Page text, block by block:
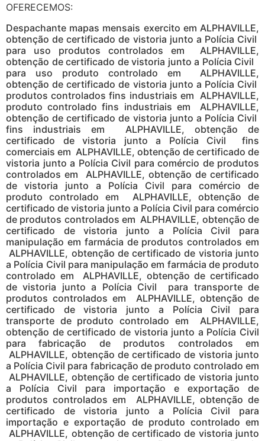
OFERECEMOS:
Despachante mapas mensais exercito em ALPHAVILLE,
obtenção de certificado de vistoria junto a Polícia Civil
para uso produtos controlados em ALPHAVILLE,
obtenção de certificado de vistoria junto a Polícia Civil
para uso produto controlado em ALPHAVILLE,
obtenção de certificado de vistoria junto a Polícia Civil
produtos controlados fins industriais em ALPHAVILLE,
produto controlado fins industriais em ALPHAVILLE,
obtenção de certificado de vistoria junto a Polícia Civil
fins industriais em ALPHAVILLE, obtenção de
certificado de vistoria junto a Polícia Civil fins
comerciais em ALPHAVILLE, obtenção de certificado de
vistoria junto a Polícia Civil para comércio de produtos
controlados em ALPHAVILLE, obtenção de certificado
de vistoria junto a Polícia Civil para comércio de
produto controlado em ALPHAVILLE, obtenção de
certificado de vistoria junto a Polícia Civil para comércio
de produtos controlados em ALPHAVILLE, obtenção de
certificado de vistoria junto a Polícia Civil para
manipulação em farmácia de produtos controlados em
ALPHAVILLE, obtenção de certificado de vistoria junto
a Polícia Civil para manipulação em farmácia de produto
controlado em ALPHAVILLE, obtenção de certificado
de vistoria junto a Polícia Civil para transporte de
produtos controlados em ALPHAVILLE, obtenção de
certificado de vistoria junto a Polícia Civil para
transporte de produto controlado em ALPHAVILLE,
obtenção de certificado de vistoria junto a Polícia Civil
para fabricação de produtos controlados em
ALPHAVILLE, obtenção de certificado de vistoria junto
a Polícia Civil para fabricação de produto controlado em
ALPHAVILLE, obtenção de certificado de vistoria junto
a Polícia Civil para importação e exportação de
produtos controlados em ALPHAVILLE, obtenção de
certificado de vistoria junto a Polícia Civil para
importação e exportação de produto controlado em
ALPHAVILLE, obtenção de certificado de vistoria junto